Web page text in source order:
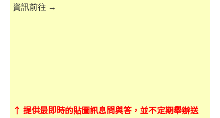
資訊前往 →
↑ 提供最即時的貼圖訊息問與答，並不定期舉辦送